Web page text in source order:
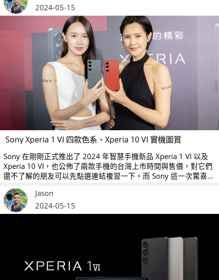
2024-05-15
Sony Xperia 1 VI 四款色系、Xperia 10 VI 實機圖賞
Sony 在剛剛正式推出了 2024 年智慧手機新品 Xperia 1 VI 以及
Xperia 10 VI，也公佈了兩款手機的台灣上市時間與售價，對它們
還不了解的朋友可以先點選連結複習一下。而 Sony 這一次驚喜公
顏色有點好奇，我們也在現場拍攝了實機外觀，現在就跟大家分
享一下。
Jason
2024-05-15